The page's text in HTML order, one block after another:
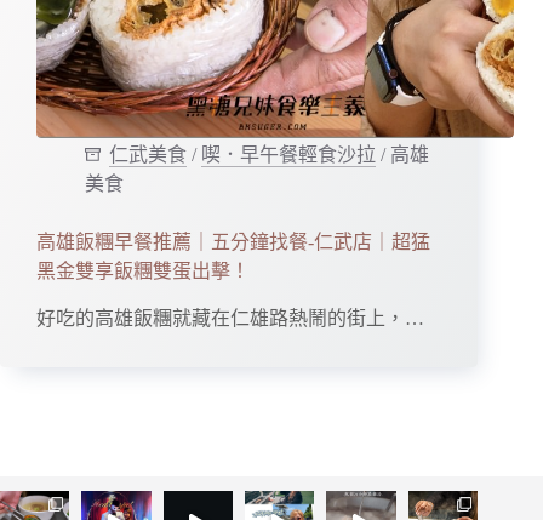
仁武美食 / 喫．早午餐輕食沙拉 / 高雄
美食
高雄飯糰早餐推薦｜五分鐘找餐-仁武店｜超猛
黑金雙享飯糰雙蛋出擊！
好吃的高雄飯糰就藏在仁雄路熱鬧的街上，…